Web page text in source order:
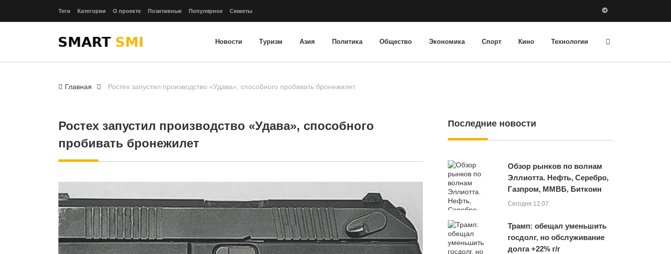
Теги Категории О проекте Позитивные Популярное Сюжеты
Новости Туризм Азия Политика Общество Экономика Спорт Кино Технологии
Главная Ростех запустил производство «Удава», способного пробивать бронежилет
Ростех запустил производство «Удава», способного
пробивать бронежилет
Последние новости
Обзор рынков по волнам
Эллиотта. Нефть, Серебро,
Газпром, ММВБ, Биткоин
Сегодня 12:07
Трамп: обещал уменьшить
госдолг, но обслуживание
долга +22% г/г